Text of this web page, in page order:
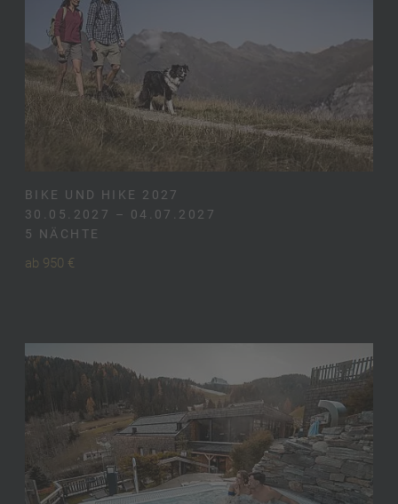
BIKE UND HIKE 2027
30.05.2027 – 04.07.2027
5 NÄCHTE
ab 950 €